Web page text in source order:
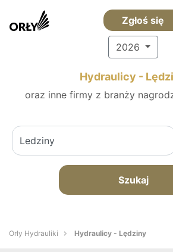
Zgłoś się
2026
Hydraulicy -
oraz inne firmy z branży
Szukaj
Orły Hydrauliki Hydraulicy - Lędziny